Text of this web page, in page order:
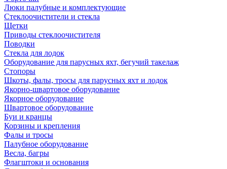
Люки палубные и комплектующие
Стеклоочистители и стекла
Щетки
Приводы стеклоочистителя
Поводки
Стекла для лодок
Оборудование для парусных яхт, бегучий такелаж
Стопоры
Шкоты, фалы, тросы для парусных яхт и лодок
Якорно-швартовое оборудование
Якорное оборудование
Швартовое оборудование
Буи и кранцы
Корзины и крепления
Фалы и тросы
Палубное оборудование
Весла, багры
Флагштоки и основания